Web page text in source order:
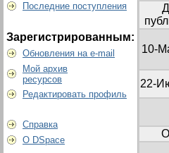
Последние поступления
Зарегистрированным:
Обновления на e-mail
Мой архив
ресурсов
Редактировать профиль
Справка
О DSpace
10-
22-